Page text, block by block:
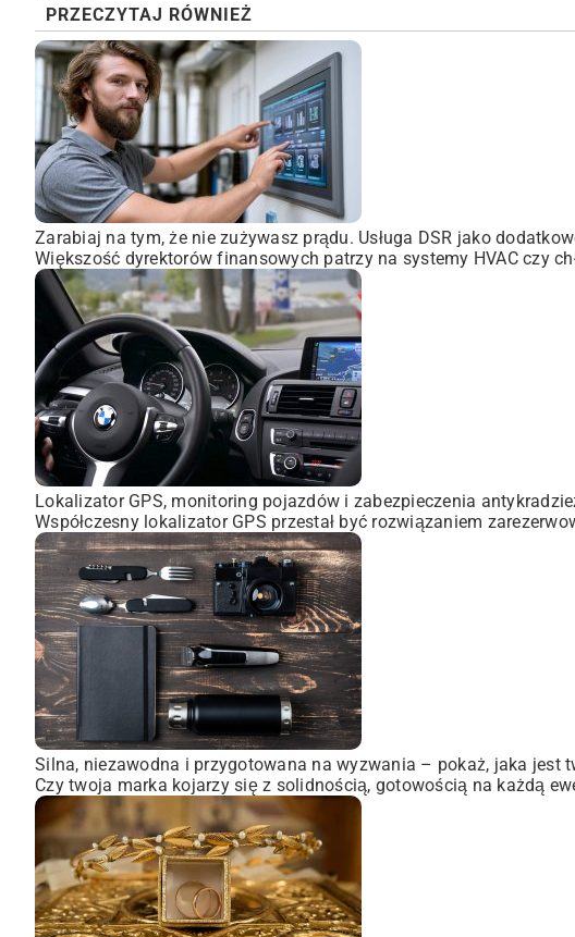
PRZECZYTAJ RÓWNIEŻ
Zarabiaj na tym, że nie zużywasz prądu. Usługa DSR jako
Większość dyrektorów finansowych patrzy na systemy HVAC czy
Lokalizator GPS, monitoring pojazdów i zabezpieczenia
Współczesny lokalizator GPS przestał być rozwiązaniem
Silna, niezawodna i przygotowana na wyzwania – pokaż, jaka jest
Czy twoja marka kojarzy się z solidnością, gotowością na każdą